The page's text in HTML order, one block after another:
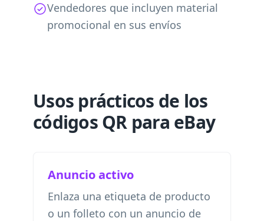
Vendedores que incluyen material
promocional en sus envíos
Usos prácticos de los
códigos QR para eBay
Anuncio activo
Enlaza una etiqueta de producto
o un folleto con un anuncio de